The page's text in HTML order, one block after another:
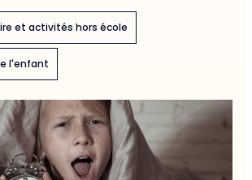
et activités hors école
l'enfant